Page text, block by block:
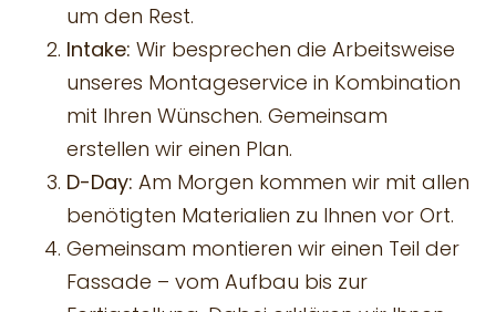
um den Rest.
Intake: Wir besprechen die Arbeitsweise
unseres Montageservice in Kombination
mit Ihren Wünschen. Gemeinsam
erstellen wir einen Plan.
D-Day: Am Morgen kommen wir mit allen
benötigten Materialien zu Ihnen vor Ort.
Gemeinsam montieren wir einen Teil der
Fassade – vom Aufbau bis zur